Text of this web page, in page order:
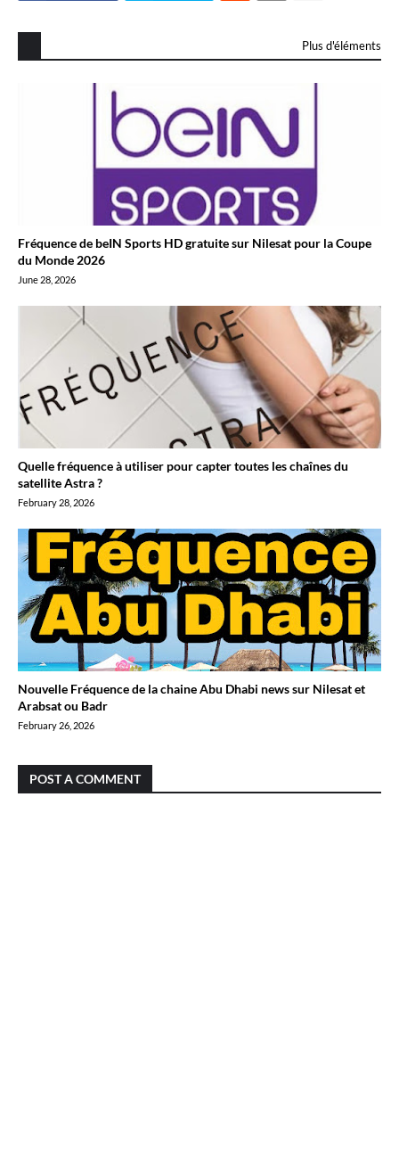
Plus d'éléments
Fréquence de beIN Sports HD gratuite sur Nilesat pour la Coupe
du Monde 2026
June 28, 2026
Quelle fréquence à utiliser pour capter toutes les chaînes du
satellite Astra ?
February 28, 2026
Nouvelle Fréquence de la chaine Abu Dhabi news sur Nilesat et
Arabsat ou Badr
February 26, 2026
POST A COMMENT